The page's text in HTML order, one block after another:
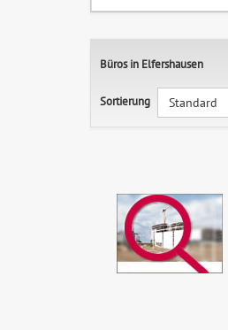
Büros in Elfershausen
Sortierung Standard